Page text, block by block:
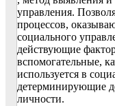
управления.
процессов,
социального
действующие
вспомогательные,
используется в
детерминирующие
личности.